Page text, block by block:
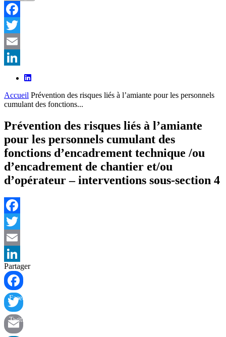
Facebook
Twitter
Email
LinkedIn
Accueil Prévention des risques liés à l’amiante pour les personnels
cumulant des fonctions...
Prévention des risques liés à l’amiante
pour les personnels cumulant des
fonctions d’encadrement technique /ou
d’encadrement de chantier et/ou
d’opérateur – interventions sous-section 4
Facebook
Twitter
Email
LinkedIn
Partager
Facebook
Twitter